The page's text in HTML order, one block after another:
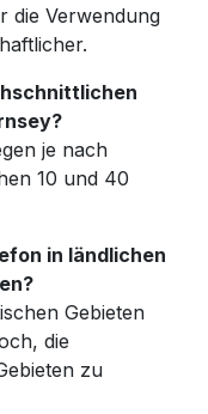
die Verwendung
je nach
10 und 40
in ländlichen
Gebieten
die
zu